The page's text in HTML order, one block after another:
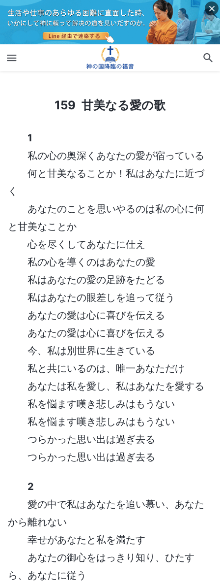
159 甘美なる愛の歌
1
私の心の奥深くあなたの愛が宿っている
何と甘美なることか！私はあなたに近づ
く
あなたのことを思いやるのは私の心に何
と甘美なことか
心を尽くしてあなたに仕え
私の心を導くのはあなたの愛
私はあなたの愛の足跡をたどる
私はあなたの眼差しを追って従う
あなたの愛は心に喜びを伝える
あなたの愛は心に喜びを伝える
今、私は別世界に生きている
私と共にいるのは、唯一あなただけ
あなたは私を愛し、私はあなたを愛する
私を悩ます嘆き悲しみはもうない
私を悩ます嘆き悲しみはもうない
つらかった思い出は過ぎ去る
つらかった思い出は過ぎ去る
2
愛の中で私はあなたを追い慕い、あなた
から離れない
幸せがあなたと私を満たす
あなたの御心をはっきり知り、ひたす
ら、あなたに従う